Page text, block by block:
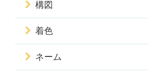
構図
着色
ネーム